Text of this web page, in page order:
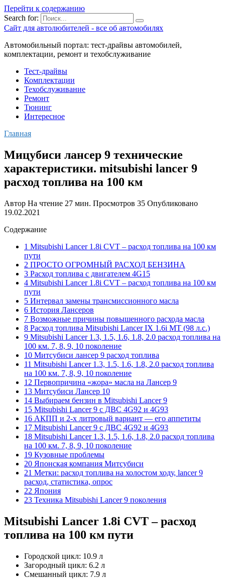
Перейти к содержанию
Search for:
Сайт для автолюбителей - все об автомобилях
Автомобильный портал: тест-драйвы автомобилей,
комплектации, ремонт и техобслуживание
Тест-драйвы
Комплектации
Техобслуживание
Ремонт
Тюнинг
Интересное
Главная
Мицубиси лансер 9 технические
характеристики. mitsubishi lancer 9
расход топлива на 100 км
Автор На чтение 27 мин. Просмотров 35 Опубликовано
19.02.2021
Содержание
1 Mitsubishi Lancer 1.8i CVT – расход топлива на 100 км
пути
2 ПРОСТО ОГРОМНЫЙ РАСХОД БЕНЗИНА
3 Расход топлива с двигателем 4G15
4 Mitsubishi Lancer 1.8i CVT – расход топлива на 100 км
пути
5 Интервал замены трансмиссионного масла
6 История Лансеров
7 Возможные причины повышенного расхода масла
8 Расход топлива Mitsubishi Lancer IX 1.6i MT (98 л.с.)
9 Mitsubishi Lancer 1.3, 1.5, 1.6, 1.8, 2.0 расход топлива на
100 км. 7, 8, 9, 10 поколение
10 Митсубиси лансер 9 расход топлива
11 Mitsubishi Lancer 1.3, 1.5, 1.6, 1.8, 2.0 расход топлива
на 100 км. 7, 8, 9, 10 поколение
12 Первопричина «жора» масла на Лансер 9
13 Митсубиси Лансер 10
14 Выбираем бензин в Mitsubishi Lancer 9
15 Mitsubishi Lancer 9 с ДВС 4G92 и 4G93
16 АКПП и 2‑х литровый вариант — его аппетиты
17 Mitsubishi Lancer 9 с ДВС 4G92 и 4G93
18 Mitsubishi Lancer 1.3, 1.5, 1.6, 1.8, 2.0 расход топлива
на 100 км. 7, 8, 9, 10 поколение
19 Кузовные проблемы
20 Японская компания Митсубиси
21 Метки: расход топлива на холостом ходу, lancer 9
расход, статистика, опрос
22 Япония
23 Техника Mitsubishi Lancer 9 поколения
Mitsubishi Lancer 1.8i CVT – расход
топлива на 100 км пути
Городской цикл: 10.9 л
Загородный цикл: 6.2 л
Смешанный цикл: 7.9 л